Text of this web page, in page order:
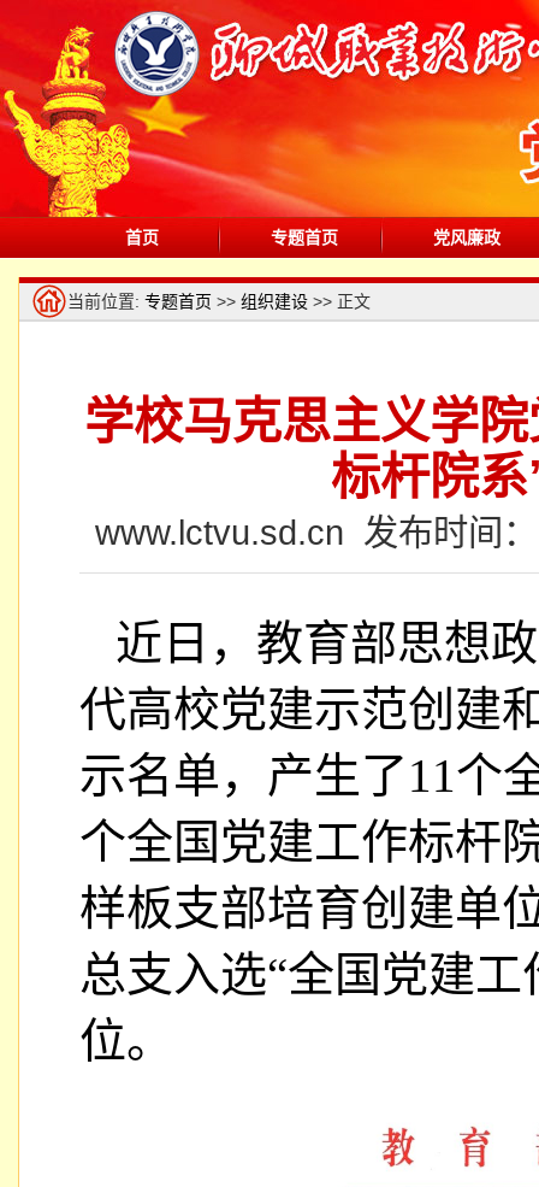
首页 专题首页 党风廉政
当前位置: 专题首页 >> 组织建设 >> 正文
学校马克思主义学
标杆院
www.lctvu.sd.cn 发布时间
近日，教育部思想
代高校党建示范创建
示名单，产生了11个
个全国党建工作标杆
样板支部培育创建单
总支入选“全国党建
位。